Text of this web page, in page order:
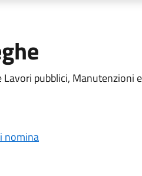
Lavori pubblici, Manutenzioni
nomina